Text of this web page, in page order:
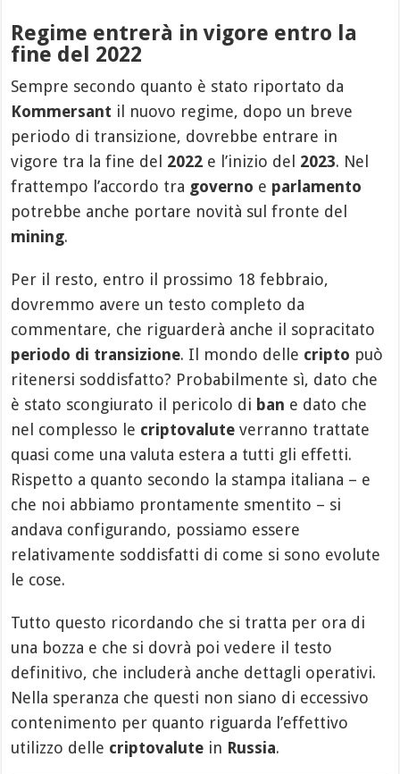
Regime entrerà in vigore entro la
fine del 2022
Sempre secondo quanto è stato riportato da
Kommersant il nuovo regime, dopo un breve
periodo di transizione, dovrebbe entrare in
vigore tra la fine del 2022 e l’inizio del 2023. Nel
frattempo l’accordo tra governo e parlamento
potrebbe anche portare novità sul fronte del
mining.
Per il resto, entro il prossimo 18 febbraio,
dovremmo avere un testo completo da
commentare, che riguarderà anche il sopracitato
periodo di transizione. Il mondo delle cripto può
ritenersi soddisfatto? Probabilmente sì, dato che
è stato scongiurato il pericolo di ban e dato che
nel complesso le criptovalute verranno trattate
quasi come una valuta estera a tutti gli effetti.
Rispetto a quanto secondo la stampa italiana – e
che noi abbiamo prontamente smentito – si
andava configurando, possiamo essere
relativamente soddisfatti di come si sono evolute
le cose.
Tutto questo ricordando che si tratta per ora di
una bozza e che si dovrà poi vedere il testo
definitivo, che includerà anche dettagli operativi.
Nella speranza che questi non siano di eccessivo
contenimento per quanto riguarda l’effettivo
utilizzo delle criptovalute in Russia.